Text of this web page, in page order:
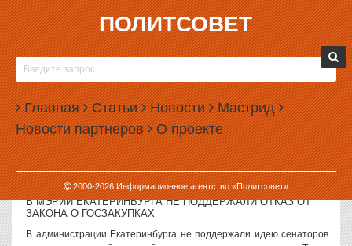
ПОЛИТСОВЕТ
Главная Статьи Новости Мастрид
Новости партнеров О проекте
2000-2026Информационное агентство «Политсовет»
03.03.2023, 17:47
ПУТИН ПОДПИСАЛ УКАЗ НА СЛУЧАЙ ВОЕННОГО
ПОЛОЖЕНИЯ
Президент РФ Владимир Путин подписал указ, который касается
управления предприятиями во время действия военного
положения. Указ «О некоторых вопросах осуществления
деятельности хозяйственных...
03.03.2023, 17:05
В МЭРИИ ЕКАТЕРИНБУРГА НЕ ПОДДЕРЖАЛИ ОТКАЗ ОТ
ЗАКОНА О ГОСЗАКУПКАХ
В администрации Екатеринбурга не поддержали идею сенаторов